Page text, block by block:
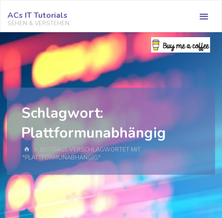
Inhalt
springen
ACs IT Tutorials
SEHEN & VERSTEHEN
Schlagwort:
Plattformunabhängig
STARTBEITRÄGE VERSCHLAGWORTET MIT
"PLATTFORMUNABHÄNGIG"